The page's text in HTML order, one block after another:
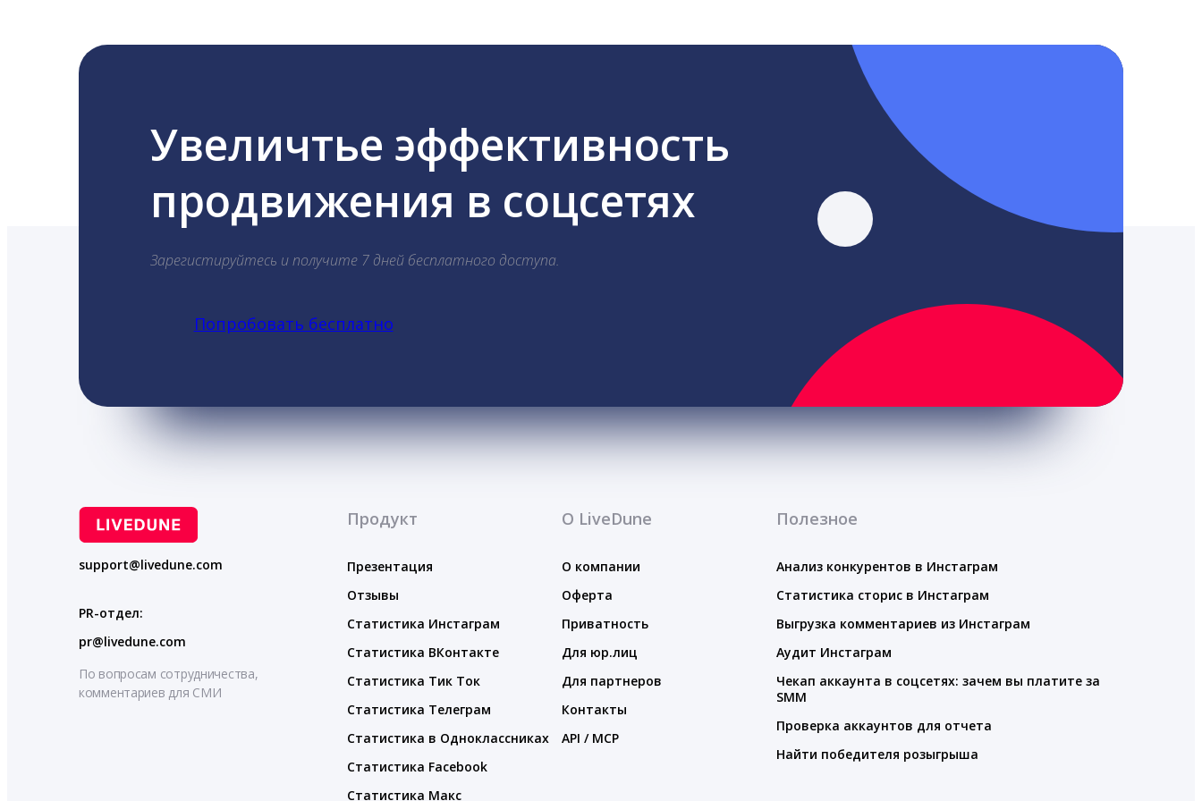
Увеличтье эффективность
продвижения в соцсетях
Зарегистируйтесь и получите 7 дней бесплатного доступа.
Попробовать бесплатно
support@livedune.com
PR-отдел:
pr@livedune.com
По вопросам сотрудничества,
комментариев для СМИ
Продукт
Презентация
Отзывы
Статистика Инстаграм
Статистика ВКонтакте
Статистика Тик Ток
Статистика Телеграм
Статистика в Одноклассниках
Статистика Facebook
Статистика Макс
О LiveDune
О компании
Оферта
Приватность
Для юр.лиц
Для партнеров
Контакты
API / MCP
Полезное
Анализ конкурентов в Инстаграм
Статистика сторис в Инстаграм
Выгрузка комментариев из Инстаграм
Аудит Инстаграм
Чекап аккаунта в соцсетях: зачем вы платите за
SMM
Проверка аккаунтов для отчета
Найти победителя розыгрыша